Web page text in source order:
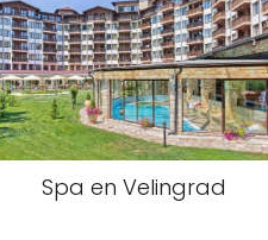
Spa en Velingrad